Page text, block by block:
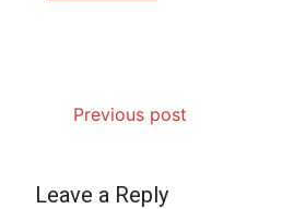
Previous post
Leave a Reply